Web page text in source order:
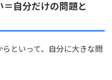
自分だけの問題と
といって、自分に大きな問